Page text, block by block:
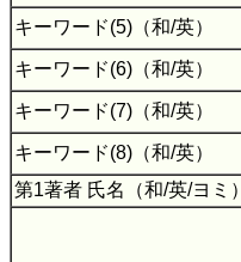
キーワード(5)（和/英）
キーワード(6)（和/英）
キーワード(7)（和/英）
キーワード(8)（和/英）
第1著者 氏名（和/英/ヨミ）